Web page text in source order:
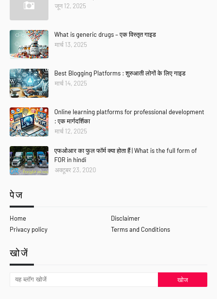
जून 12, 2025
What is generic drugs – एक विस्तृत गाइड
मार्च 13, 2025
Best Blogging Platforms : शुरुआती लोगों के लिए गाइड
मार्च 14, 2025
Online learning platforms for professional development
: एक मार्गदर्शिका
मार्च 12, 2025
एफओआर का फुल फॉर्म क्या होता हैं | What is the full form of
FOR in hindi
अक्टूबर 23, 2020
पेज
Home
Disclaimer
Privacy policy
Terms and Conditions
खोजें